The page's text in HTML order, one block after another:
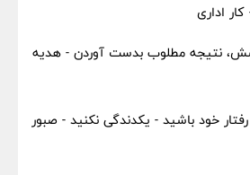
اداری
نتیجه مطلوب بدست آوردن - هدیه
خود باشید - یکدندگی نکنید - صبور